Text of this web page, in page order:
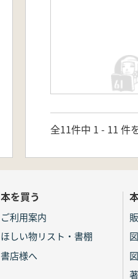
全11件中 1 - 11 件
本を買う
ご利用案内
ほしい物リスト・書棚
書店様へ